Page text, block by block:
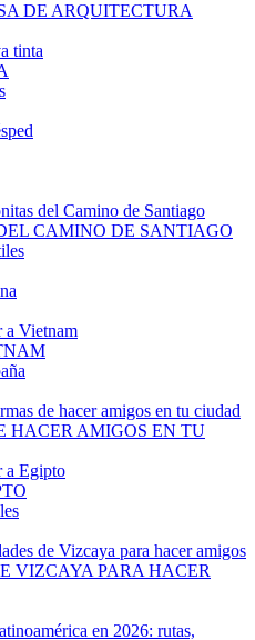
DE ARQUITECTURA
CAMINO DE SANTIAGO
HACER AMIGOS EN TU
VIZCAYA PARA HACER